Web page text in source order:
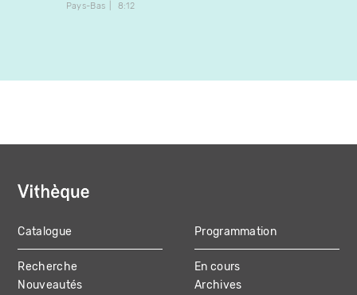
Pays-Bas
8:12
MAIN
NAVIGATION
Catalogue
Recherche
Nouveautés
Programmation
En cours
Archives